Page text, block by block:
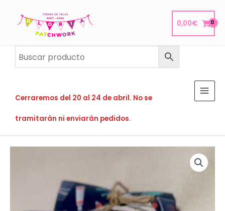
0,00€
Cerraremos del 20 al 24 de abril. No se
tramitarán ni enviarán pedidos.